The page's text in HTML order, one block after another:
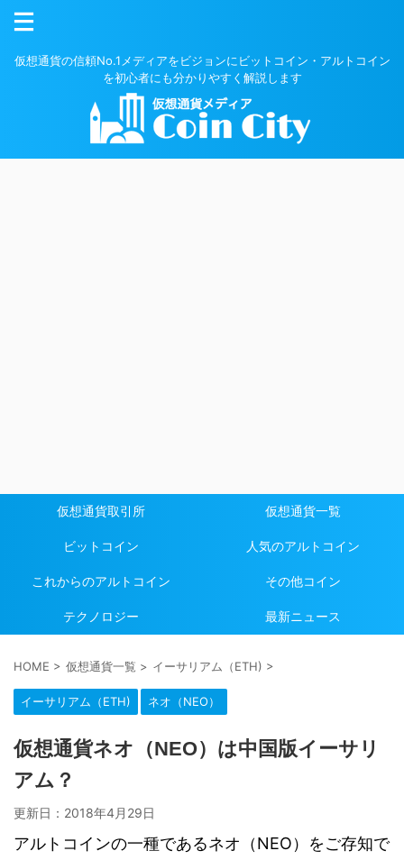
仮想通貨の信頼No.1メディアをビジョンにビットコイン・アルトコイン
を初心者にも分かりやすく解説します
仮想通貨取引所 仮想通貨一覧
ビットコイン 人気のアルトコイン
これからのアルトコイン その他コイン
テクノロジー 最新ニュース
HOME > 仮想通貨一覧 > イーサリアム（ETH) >
イーサリアム（ETH) ネオ（NEO）
仮想通貨ネオ（NEO）は中国版イーサリ
アム？
更新日： 2018年4月29日
アルトコインの一種であるネオ（NEO）をご存知で